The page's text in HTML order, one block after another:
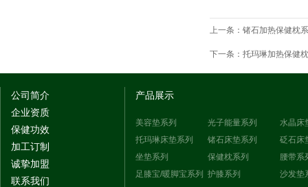
上一条： 锗石加热保健枕
下一条： 托玛琳加热保健
公司简介
企业资质
保健功效
加工订制
诚挚加盟
联系我们
产品展示
美容垫系列 光子能量系列
水晶床
托玛琳床垫系列
锗石床垫系列
砭石床
坐垫系列
保健枕系列
腰带系
足膝宝/暖脚宝系列
护膝系列 沙发垫